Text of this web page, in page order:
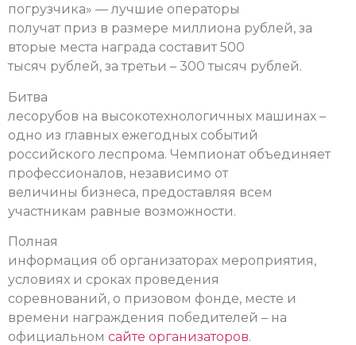
погрузчика» —лучшие операторы
получат приз в размере миллиона рублей, за
вторые места награда составит 500
тысяч рублей, за третьи – 300 тысяч рублей.
Битва
лесорубов на высокотехнологичных машинах –
одно из главных ежегодных событий
российского леспрома. Чемпионат объединяет
профессионалов, независимо от
величины бизнеса, предоставляя всем
участникам равные возможности.
Полная
информация об организаторах мероприятия,
условиях и сроках проведения
соревнований, о призовом фонде, месте и
времени награждения победителей – на
официальном сайте организаторов.